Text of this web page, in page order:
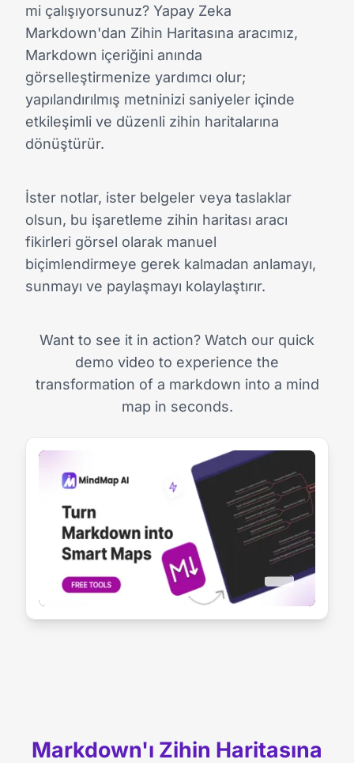
mi çalışıyorsunuz? Yapay Zeka
Markdown'dan Zihin Haritasına aracımız,
Markdown içeriğini anında
görselleştirmenize yardımcı olur;
yapılandırılmış metninizi saniyeler içinde
etkileşimli ve düzenli zihin haritalarına
dönüştürür.
İster notlar, ister belgeler veya taslaklar
olsun, bu işaretleme zihin haritası aracı
fikirleri görsel olarak manuel
biçimlendirmeye gerek kalmadan anlamayı,
sunmayı ve paylaşmayı kolaylaştırır.
Want to see it in action? Watch our quick
demo video to experience the
transformation of a markdown into a mind
map in seconds.
Markdown'ı Zihin Haritasına